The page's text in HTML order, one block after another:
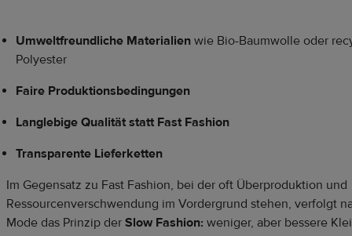
Umweltfreundliche Materialien wie Bio-Baumwolle oder
Polyester
Faire Produktionsbedingungen
Langlebige Qualität statt Fast Fashion
Transparente Lieferketten
Im Gegensatz zu Fast Fashion, bei der oft Überproduktion und
Ressourcenverschwendung im Vordergrund stehen, verfolgt
Mode das Prinzip der Slow Fashion: weniger, aber bessere